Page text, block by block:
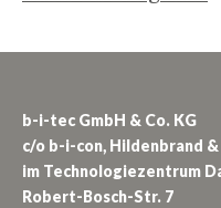
b-i-tec GmbH & Co. KG
c/o b-i-con, Hildenbrand
im Technologiezentrum
Robert-Bosch-Str. 7